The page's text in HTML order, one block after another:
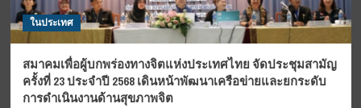
ในประเทศ
สมาคมเพื่อผู้บกพร่องทางจิตแห่งประเทศไทย จัดประชุมสามัญ
ครั้งที่ 23 ประจำปี 2568 เดินหน้าพัฒนาเครือข่ายและยกระดับ
การดำเนินงานด้านสุขภาพจิต